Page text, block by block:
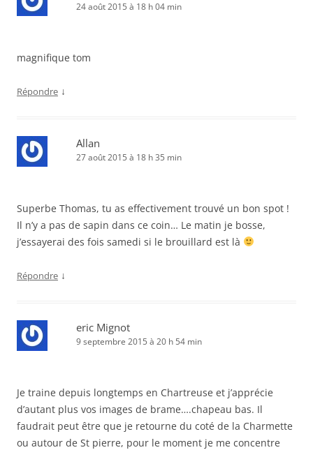
24 août 2015 à 18 h 04 min
magnifique tom
Répondre ↓
Allan
27 août 2015 à 18 h 35 min
Superbe Thomas, tu as effectivement trouvé un bon spot !
Il n’y a pas de sapin dans ce coin… Le matin je bosse,
j’essayerai des fois samedi si le brouillard est là
Répondre ↓
eric Mignot
9 septembre 2015 à 20 h 54 min
Je traine depuis longtemps en Chartreuse et j’apprécie
d’autant plus vos images de brame….chapeau bas. Il
faudrait peut être que je retourne du coté de la Charmette
ou autour de St pierre, pour le moment je me concentre